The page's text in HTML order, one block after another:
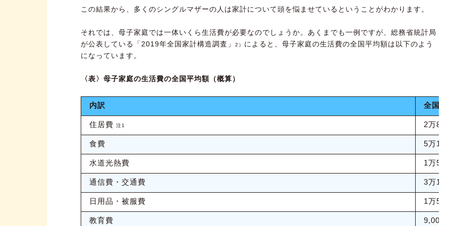
この結果から、多くのシングルマザーの人は家計について頭を悩ませているということがわかります。
それでは、母子家庭では一体いくら生活費が必要なのでしょうか。あくまでも一例ですが、総務省統計局
が公表している「2019年全国家計構造調査」
2） によると、母子家庭の生活費の全国平均額は以下のよう
になっています。
〈表〉母子家庭の生活費の全国平均額（概算）
内訳 全国平
住居費 注1 2万
食費 5万
水道光熱費 1万
通信費・交通費 3万
日用品・被服費 1万
教育費 9,000円